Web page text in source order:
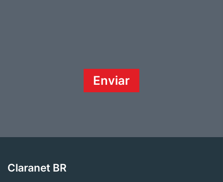
Claranet BR